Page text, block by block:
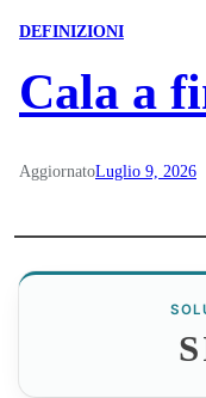
DEFINIZIONI
Cala a
AggiornatoLuglio 9, 2026